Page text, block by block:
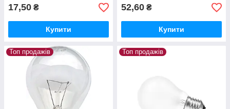
17,50 ₴
Купити
52,60 ₴
Купити
Топ продажів Топ продажів